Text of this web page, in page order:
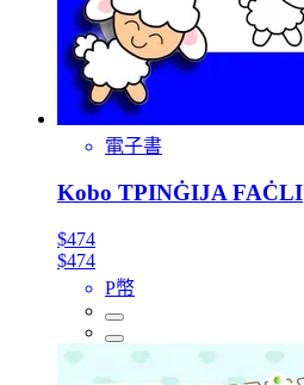
電子書
Kobo TPINĠIJA FAĊLI
$474
$474
P幣